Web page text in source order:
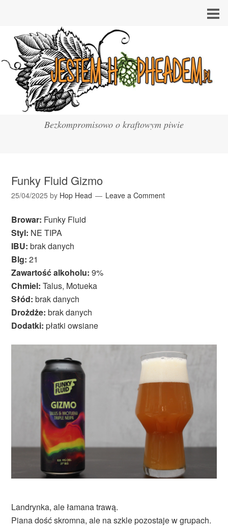
Bezkompromisowo o kraftowym piwie
Funky Fluid Gizmo
25/04/2025 by Hop Head Leave a Comment
Browar: Funky Fluid
Styl: NE TIPA
IBU: brak danych
Blg: 21
Zawartość alkoholu: 9%
Chmiel: Talus, Motueka
Słód: brak danych
Drożdże: brak danych
Dodatki: płatki owsiane
Landrynka, ale łamana trawą.
Piana dość skromna, ale na szkle pozostaje w grupach.